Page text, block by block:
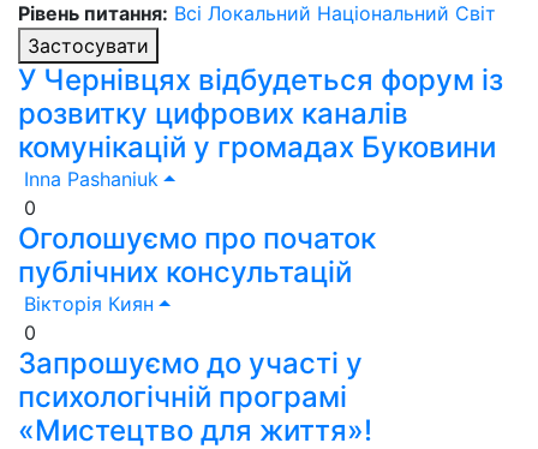
Рівень питання: Всі Локальний Національний Світ
Застосувати
У Чернівцях відбудеться форум із
розвитку цифрових каналів
комунікацій у громадах Буковини
Inna Pashaniuk
0
Оголошуємо про початок
публічних консультацій
Вікторія Киян
0
Запрошуємо до участі у
психологічній програмі
«Мистецтво для життя»!